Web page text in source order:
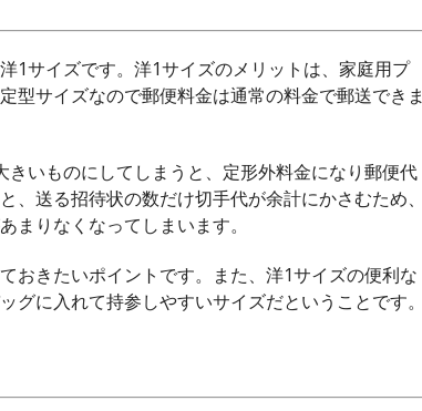
1サイズです。洋1サイズのメリットは、家庭用プ
型サイズなので郵便料金は通常の料金で郵送できま
きいものにしてしまうと、定形外料金になり郵便代
、送る招待状の数だけ切手代が余計にかさむため、
まりなくなってしまいます。
おきたいポイントです。また、洋1サイズの便利な
グに入れて持参しやすいサイズだということです。